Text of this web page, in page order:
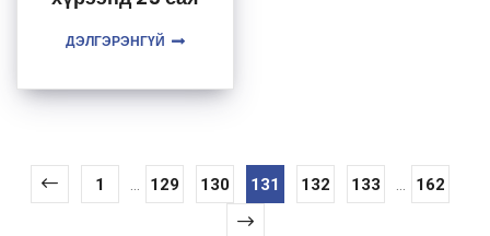
экспортлохоор
байгаа
ДЭЛГЭРЭНГҮЙ
1 ... 129 130 131 132 133 ... 162